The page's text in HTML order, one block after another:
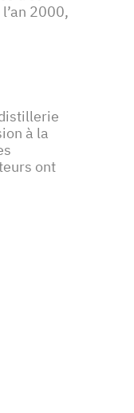
2000,
à la
ont